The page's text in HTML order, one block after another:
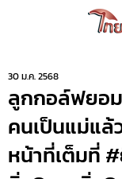
ลูกกอล์ฟยอม
คนเป็นแม่แล้
หน้าที่เต็มที่
30 ม.ค. 2568